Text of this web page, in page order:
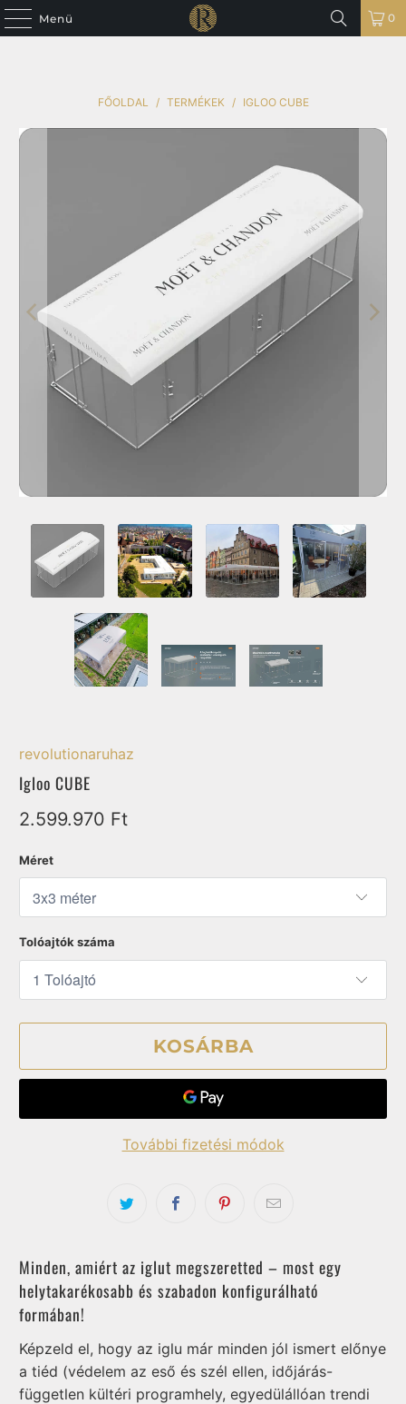
Menü 0
FŐOLDAL / TERMÉKEK / IGLOO CUBE
revolutionaruhaz
Igloo CUBE
2.599.970 Ft
Méret
Tolóajtók száma
KOSÁRBA
További fizetési módok
Minden, amiért az iglut megszeretted – most egy
helytakarékosabb és szabadon konfigurálható
formában!
Képzeld el, hogy az iglu már minden jól ismert előnye
a tiéd (védelem az eső és szél ellen, időjárás-
független kültéri programhely, egyedülállóan trendi